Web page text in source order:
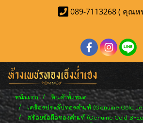
089-7113268 ( คุณห
หน้าแรก
สินค้าทั้งหมด
เครื่องประดับทองคำแท้ (Genuine Gold
สร้อยข้อมือทองคำแท้ (Genuine Gold